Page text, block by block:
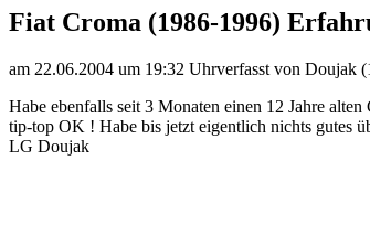
Fiat Croma (1986-1996)
am 22.06.2004 um 19:32 Uhrverfasst von Doujak
Habe ebenfalls seit 3 Monaten einen 12 Jahre
tip-top OK ! Habe bis jetzt eigentlich nichts gutes
LG Doujak